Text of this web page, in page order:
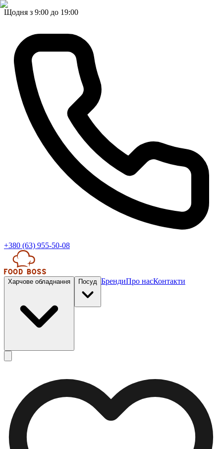
Щодня з 9:00 до 19:00
+380 (63) 955-50-08
Харчове обладнання Посуд БрендиПро насКонтакти